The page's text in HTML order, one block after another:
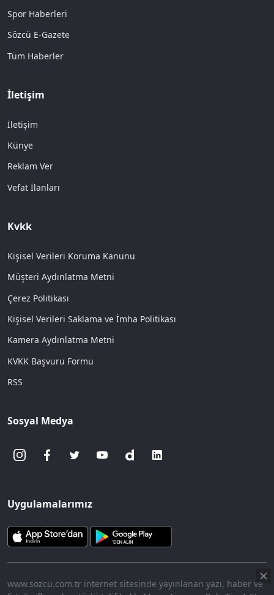
Spor Haberleri
Sözcü E-Gazete
Tüm Haberler
İletişim
İletişim
Künye
Reklam Ver
Vefat İlanları
Kvkk
Kişisel Verileri Koruma Kanunu
Müşteri Aydınlatma Metni
Çerez Politikası
Kişisel Verileri Saklama ve İmha Politikası
Kamera Aydınlatma Metni
KVKK Başvuru Formu
RSS
Sosyal Medya
Uygulamalarımız
www.sozcu.com.tr internet sitesinde yayınlanan yazı, haber ve